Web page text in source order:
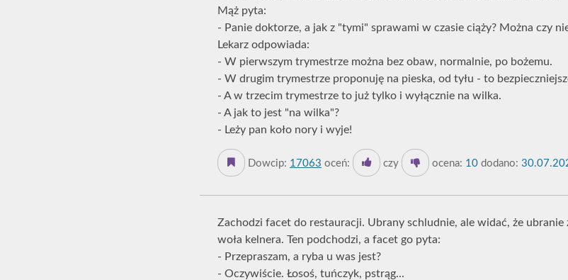
Mąż pyta:
- Panie doktorze, a jak z "tymi" sprawami w czasie ciąży? Można czy
Lekarz odpowiada:
- W pierwszym trymestrze można bez obaw, normalnie, po bożemu.
- W drugim trymestrze proponuję na pieska, od tyłu - to
- A w trzecim trymestrze to już tylko i wyłącznie na wilka.
- A jak to jest "na wilka"?
- Leży pan koło nory i wyje!
Dowcip: 17063 oceń: czy ocena: 10 dodano:
Zachodzi facet do restauracji. Ubrany schludnie, ale widać, że ubranie
woła kelnera. Ten podchodzi, a facet go pyta:
- Przepraszam, a ryba u was jest?
- Oczywiście. Łosoś, tuńczyk, pstrąg...